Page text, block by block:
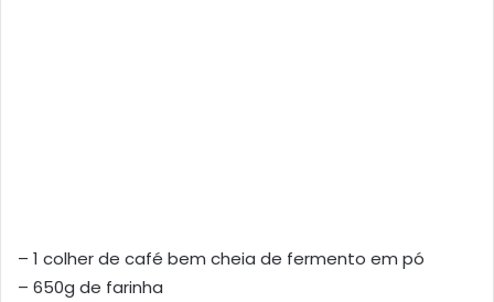
– 1 colher de café bem cheia de fermento em pó
– 650g de farinha